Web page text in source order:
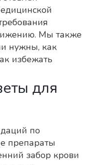
Мы также
нужны, как
избежать
для
по
препараты
забор крови